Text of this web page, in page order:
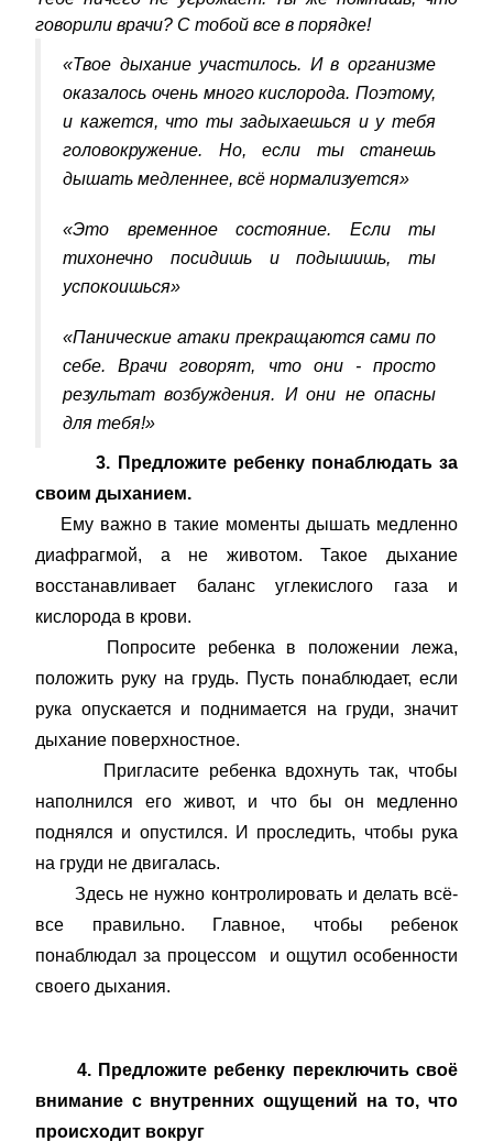
говорили врачи? С тобой все в порядке!
«Твое дыхание участилось. И в организме
оказалось очень много кислорода. Поэтому,
и кажется, что ты задыхаешься и у тебя
головокружение. Но, если ты станешь
дышать медленнее, всё нормализуется»
«Это временное состояние. Если ты
тихонечно посидишь и подышишь, ты
успокоишься»
«Панические атаки прекращаются сами по
себе. Врачи говорят, что они - просто
результат возбуждения. И они не опасны
для тебя!»
3. Предложите ребенку понаблюдать за
своим дыханием.
Ему важно в такие моменты дышать медленно
диафрагмой, а не животом. Такое дыхание
восстанавливает баланс углекислого газа и
кислорода в крови.
Попросите ребенка в положении лежа,
положить руку на грудь. Пусть понаблюдает, если
рука опускается и поднимается на груди, значит
дыхание поверхностное.
Пригласите ребенка вдохнуть так, чтобы
наполнился его живот, и что бы он медленно
поднялся и опустился. И проследить, чтобы рука
на груди не двигалась.
Здесь не нужно контролировать и делать всё-
все правильно. Главное, чтобы ребенок
понаблюдал за процессом и ощутил особенности
своего дыхания.
4. Предложите ребенку переключить своё
внимание с внутренних ощущений на то, что
происходит вокруг